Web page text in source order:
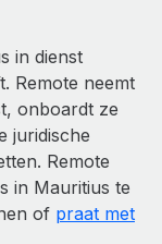
in dienst
Remote neemt
onboardt ze
juridische
Remote
in Mauritius te
of praat met